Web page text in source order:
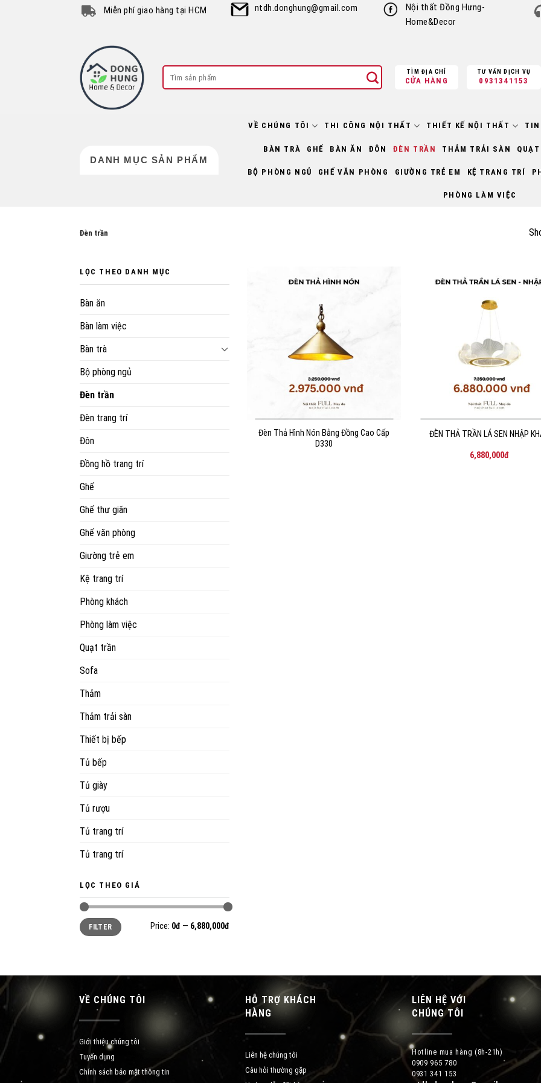
Miễn phí giao hàng tại HCM ntdh.donghung@gmail.com
Nội thất Đồng Hưng-
Home&Decor
Search
for:
TÌM ĐỊA CHỈ
CỬA HÀNG
TƯ VẤN DỊCH VỤ
0931341153
DANH MỤC SẢN PHẨM
VỀ CHÚNG TÔI THI CÔNG NỘI THẤT THIẾT KẾ NỘI THẤT TIN
BÀN TRÀ GHẾ BÀN ĂN ĐÔN ĐÈN TRẦN THẢM TRẢI SÀN
BỘ PHÒNG NGỦ GHẾ VĂN PHÒNG GIƯỜNG TRẺ EM KỆ TRANG TRÍ
PHÒNG LÀM VIỆC
Đèn trần
LỌC THEO DANH MỤC
Bàn ăn
Bàn làm việc
Bàn trà
Bộ phòng ngủ
Đèn trần
Đèn trang trí
Đôn
Đồng hồ trang trí
Ghế
Ghế thư giãn
Ghế văn phòng
Giường trẻ em
Kệ trang trí
Phòng khách
Phòng làm việc
Quạt trần
Sofa
Thảm
Thảm trải sàn
Thiết bị bếp
Tủ bếp
Tủ giày
Tủ rượu
Tủ trang trí
Tủ trang trí
LỌC THEO GIÁ
Min
price
Max
priceFILTER Price: 0đ — 6,880,000đ
Đèn Thả Hình Nón Bằng Đồng Cao Cấp
D330
ĐÈN THẢ TRẦN LÁ SEN NHẬP
6,880,000đ
VỀ CHÚNG TÔI
Giới thiệu chúng tôi
Tuyển dụng
Chính sách bảo mật thông tin
HỖ TRỢ KHÁCH
HÀNG
Liên hệ chúng tôi
Câu hỏi thường gặp
LIÊN HỆ VỚI
CHÚNG TÔI
Hotline mua hàng (8h-21h)
0909 965 780
0931 341 153